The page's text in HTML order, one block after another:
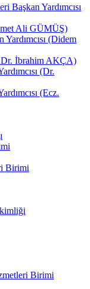
Başkan Yardımcısı
Ali GÜMÜŞ)
(Didem
İbrahim AKÇA)
(Dr.
(Ecz.
Birimi
Birimi